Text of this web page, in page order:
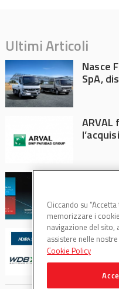
Ultimi Articoli
Nasce
SpA,
ARVAL
WDB
Sport
ADIRA
Cliccando su
memorizzare i
navigazione del
assistere nelle
Cookie Policy